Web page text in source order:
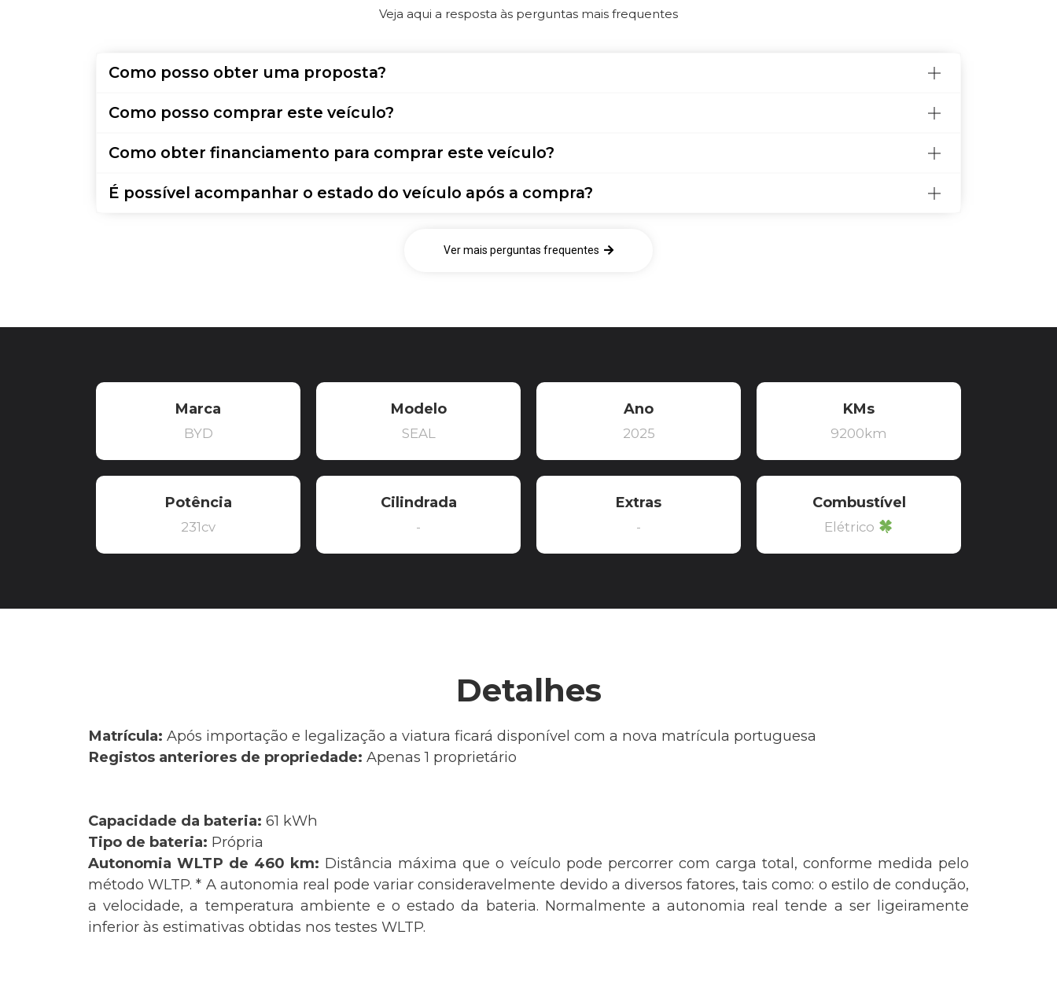
Veja aqui a resposta às perguntas mais frequentes
Como posso obter uma proposta?
Como posso comprar este veículo?
Como obter financiamento para comprar este veículo?
É possível acompanhar o estado do veículo após a compra?
Ver mais perguntas frequentes
Marca
BYD
Modelo
SEAL
Ano
2025
KMs
9200km
Potência
231cv
Cilindrada
-
Extras
-
Combustível
Elétrico
Detalhes
Matrícula: Após importação e legalização a viatura ficará disponível com a nova matrícula portuguesa
Registos anteriores de propriedade: Apenas 1 proprietário
Capacidade da bateria: 61 kWh
Tipo de bateria: Própria
Autonomia WLTP de 460 km: Distância máxima que o veículo pode percorrer com carga total, conforme medida pelo
método WLTP. * A autonomia real pode variar consideravelmente devido a diversos fatores, tais como: o estilo de condução,
a velocidade, a temperatura ambiente e o estado da bateria. Normalmente a autonomia real tende a ser ligeiramente
inferior às estimativas obtidas nos testes WLTP.